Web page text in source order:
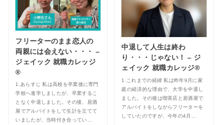
フリーターのまま恋人の
両親には会えない・・・ –
ジェイック 就職カレッジ
®︎
1.あらすじ 私は高校を卒業後に専門
学校へ進学しましたが、卒業するこ
となく中退しました。その後、居酒
屋でアルバイトをして生計を立てて
いましたが、当時付き合ってい…
中退して人生は終わ
り・・・じゃない！ – ジ
ェイック 就職カレッジ®︎
1.これまでの経緯 私は昨年9月に家
庭の経済的な理由で、大学を中退し
ました。その後は喫茶店と居酒屋で
アルバイトをしながらフリーターを
していたのですが、今年の4月…